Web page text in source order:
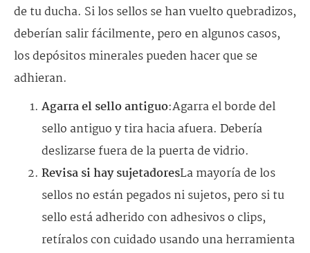
de tu ducha. Si los sellos se han vuelto quebradizos,
deberían salir fácilmente, pero en algunos casos,
los depósitos minerales pueden hacer que se
adhieran.
Agarra el sello antiguo:Agarra el borde del
sello antiguo y tira hacia afuera. Debería
deslizarse fuera de la puerta de vidrio.
Revisa si hay sujetadoresLa mayoría de los
sellos no están pegados ni sujetos, pero si tu
sello está adherido con adhesivos o clips,
retíralos con cuidado usando una herramienta